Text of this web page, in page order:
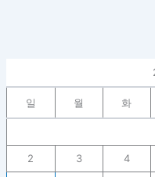
일 월 화
2 3 4